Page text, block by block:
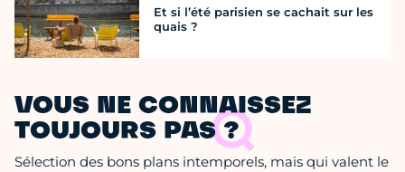
Et si l’été parisien se cachait sur les
quais ?
VOUS NE CONNAISSEZ
TOUJOURS PAS ?
Sélection des bons plans intemporels, mais qui valent le